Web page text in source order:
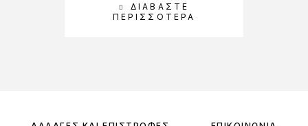
ΔΙΑΒΆΣΤΕ
ΠΕΡΙΣΣΌΤΕΡΑ